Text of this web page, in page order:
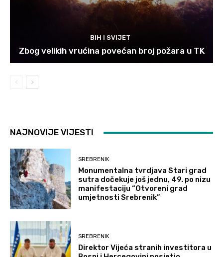
BIH I SVIJET
Zbog velikih vrućina povećan broj požara u TK
NAJNOVIJE VIJESTI
SREBRENIK
Monumentalna tvrdjava Stari grad
sutra dočekuje još jednu, 49. po nizu
manifestaciju “Otvoreni grad
umjetnosti Srebrenik”
SREBRENIK
Direktor Vijeća stranih investitora u